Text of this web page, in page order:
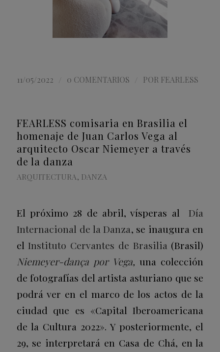
11/05/2022 0 COMENTARIOS POR FEARLESS
FEARLESS comisaria en Brasilia el
homenaje de Juan Carlos Vega al
arquitecto Oscar Niemeyer a través
de la danza
ARQUITECTURA, DANZA
El próximo 28 de abril, vísperas al
Día
Internacional de la Danza, se inaugura en
el Instituto Cervantes de Brasilia (Brasil)
Niemeyer-dança por Vega, una colección
de fotografías del artista asturiano que se
podrá ver en el marco de los actos de la
ciudad que es «Capital Iberoamericana
de la Cultura 2022». Y posteriormente, el
29, se interpretará en Casa de Chá, en la